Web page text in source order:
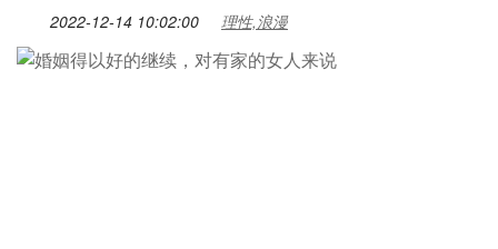
2022-12-14 10:02:00 理性,浪漫